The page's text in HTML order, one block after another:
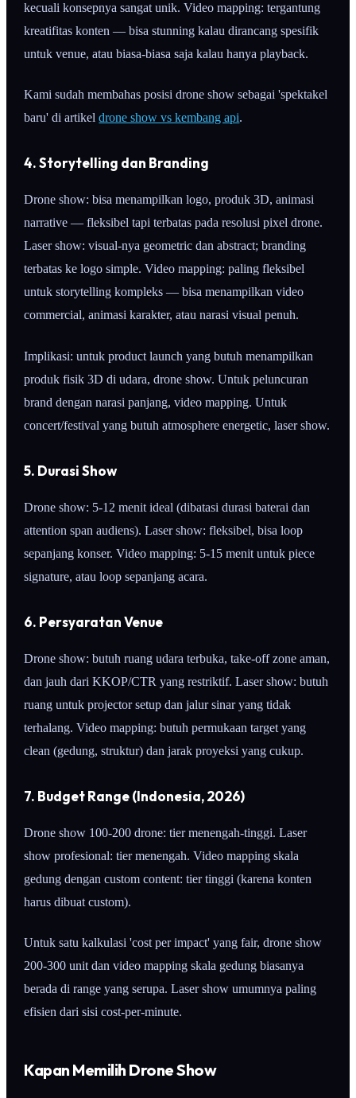
kecuali konsepnya sangat unik. Video mapping: tergantung
kreatifitas konten — bisa stunning kalau dirancang spesifik
untuk venue, atau biasa-biasa saja kalau hanya playback.
Kami sudah membahas posisi drone show sebagai 'spektakel
baru' di artikeldrone show vs kembang api.
4. Storytelling dan Branding
Drone show: bisa menampilkan logo, produk 3D, animasi
narrative — fleksibel tapi terbatas pada resolusi pixel drone.
Laser show: visual-nya geometric dan abstract; branding
terbatas ke logo simple. Video mapping: paling fleksibel
untuk storytelling kompleks — bisa menampilkan video
commercial, animasi karakter, atau narasi visual penuh.
Implikasi: untuk product launch yang butuh menampilkan
produk fisik 3D di udara, drone show. Untuk peluncuran
brand dengan narasi panjang, video mapping. Untuk
concert/festival yang butuh atmosphere energetic, laser show.
5. Durasi Show
Drone show: 5-12 menit ideal (dibatasi durasi baterai dan
attention span audiens). Laser show: fleksibel, bisa loop
sepanjang konser. Video mapping: 5-15 menit untuk piece
signature, atau loop sepanjang acara.
6. Persyaratan Venue
Drone show: butuh ruang udara terbuka, take-off zone aman,
dan jauh dari KKOP/CTR yang restriktif. Laser show: butuh
ruang untuk projector setup dan jalur sinar yang tidak
terhalang. Video mapping: butuh permukaan target yang
clean (gedung, struktur) dan jarak proyeksi yang cukup.
7. Budget Range (Indonesia, 2026)
Drone show 100-200 drone: tier menengah-tinggi. Laser
show profesional: tier menengah. Video mapping skala
gedung dengan custom content: tier tinggi (karena konten
harus dibuat custom).
Untuk satu kalkulasi 'cost per impact' yang fair, drone show
200-300 unit dan video mapping skala gedung biasanya
berada di range yang serupa. Laser show umumnya paling
efisien dari sisi cost-per-minute.
Kapan Memilih Drone Show